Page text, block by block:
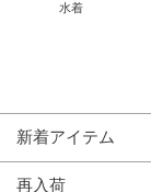
水着
新着アイテム
再入荷